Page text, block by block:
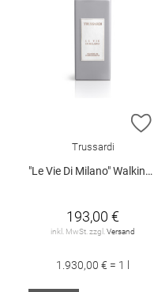
Trussardi
"Le Vie Di Milano" Walking in Porta Venezia EdP Spray 100 ml
193,00 €
inkl. MwSt. zzgl. Versand
1.930,00 € = 1 l